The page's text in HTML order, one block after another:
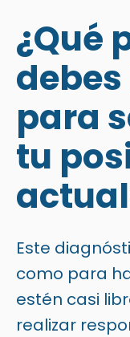
¿Qué
para
tu
Este
como para
estén casi
realizar